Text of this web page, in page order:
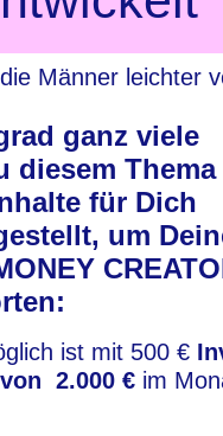
Männer leichter
ganz viele
diesem
für Dich
um
ist mit 500 €
2.000 € im